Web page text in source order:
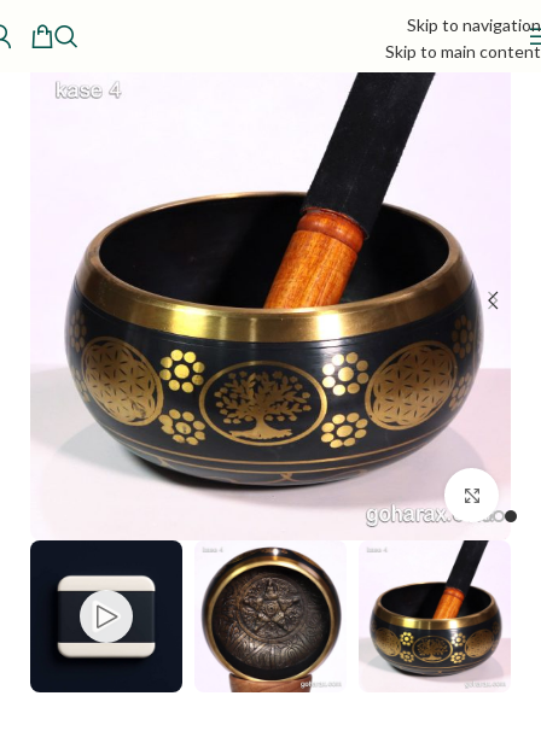
Skip to navigation
Skip to main content
بزرگنمایی تصویر